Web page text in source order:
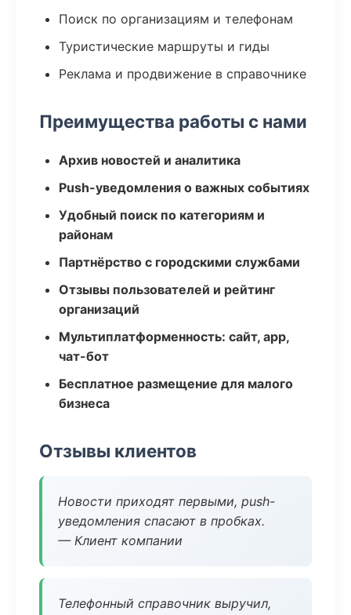
Поиск по организациям и телефонам
Туристические маршруты и гиды
Реклама и продвижение в справочнике
Преимущества работы с нами
Архив новостей и аналитика
Push-уведомления о важных событиях
Удобный поиск по категориям и
районам
Партнёрство с городскими службами
Отзывы пользователей и рейтинг
организаций
Мультиплатформенность: сайт, app,
чат-бот
Бесплатное размещение для малого
бизнеса
Отзывы клиентов
Новости приходят первыми, push-
уведомления спасают в пробках.
— Клиент компании
Телефонный справочник выручил,